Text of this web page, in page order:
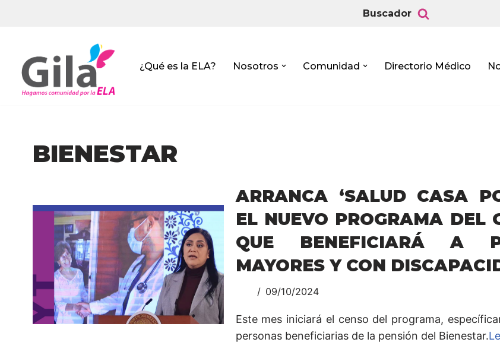
contenido
Buscador
¿Qué es la ELA? Nosotros Comunidad Directorio Médico
BIENESTAR
ARRANCA ‘SALUD CASA
EL NUEVO PROGRAMA DEL
QUE BENEFICIARÁ A
MAYORES Y CON
09/10/2024
Este mes iniciará el censo del programa,
personas beneficiarias de la pensión del Bienestar.